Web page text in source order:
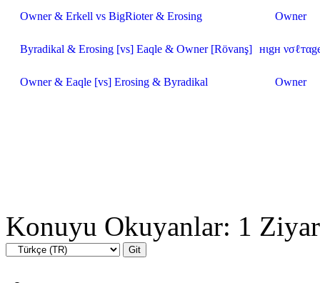
Owner & Erkell vs BigRioter & Erosing Owner
Byradikal & Erosing [vs] Eaqle & Owner [Rövanş] нιgн
Owner & Eaqle [vs] Erosing & Byradikal Owner
Konuyu Okuyanlar: 1